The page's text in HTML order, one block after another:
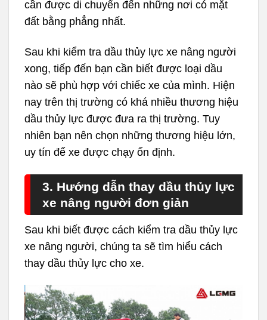
cần được di chuyển đến những nơi có mặt
đất bằng phẳng nhất.
Sau khi kiểm tra dầu thủy lực xe nâng người
xong, tiếp đến bạn cần biết được loại dầu
nào sẽ phù hợp với chiếc xe của mình. Hiện
nay trên thị trường có khá nhiều thương hiệu
dầu thủy lực được đưa ra thị trường. Tuy
nhiên bạn nên chọn những thương hiệu lớn,
uy tín để xe được chạy ổn định.
3. Hướng dẫn thay dầu thủy lực
xe nâng người đơn giản
Sau khi biết được cách kiểm tra dầu thủy lực
xe nâng người, chúng ta sẽ tìm hiểu cách
thay dầu thủy lực cho xe.